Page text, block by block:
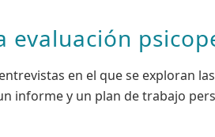
evaluación
en el que se exploran
informe y un plan de trabajo